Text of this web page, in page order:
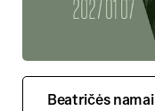
Beatričės namai